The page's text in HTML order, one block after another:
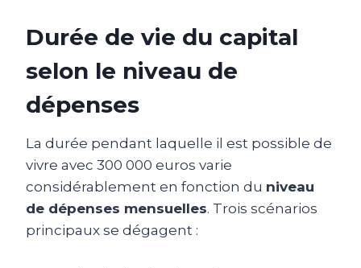
Durée de vie du capital
selon le niveau de
dépenses
La durée pendant laquelle il est possible de
vivre avec 300 000 euros varie
considérablement en fonction du niveau
de dépenses mensuelles. Trois scénarios
principaux se dégagent :